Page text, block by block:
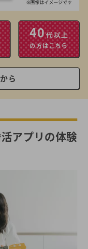
40代以上
の方はこちら
ら
アプリの体験